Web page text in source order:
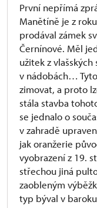
První nepřímá
Manětíně je z
prodával zámek
Černínové. Měl
užitek z
v nádobách…
zimovat, a proto
stála stavba
se jednalo o
v zahradě
jak oranžerie
vyobrazení z 19.
střechou jiná
zaobleným
typ býval v